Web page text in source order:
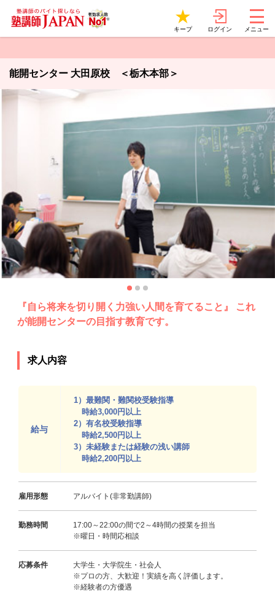
キープ ログイン メニュー
能開センター 大田原校 ＜栃木本部＞
『自ら将来を切り開く力強い人間を育てること』 これ
が能開センターの目指す教育です。
求人内容
給与
1）最難関・難関校受験指導
時給3,000円以上
2）有名校受験指導
時給2,500円以上
3）未経験または経験の浅い講師
時給2,200円以上
雇用形態 アルバイト(非常勤講師)
勤務時間
17:00～22:00の間で2～4時間の授業を担当
※曜日・時間応相談
応募条件
大学生・大学院生・社会人
※プロの方、大歓迎！実績を高く評価します。
※経験者の方優遇